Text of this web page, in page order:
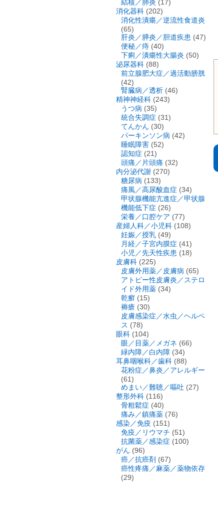
結核／肺炎 (17)
消化器科 (202)
消化性潰瘍／逆流性食道炎
(65)
肝炎／膵炎／胆道疾患 (47)
便秘／痔 (40)
下痢／潰瘍性大腸炎 (50)
泌尿器科 (88)
前立腺肥大症／過活動膀胱
(42)
腎臓病／透析 (46)
精神神経科 (243)
うつ病 (35)
統合失調症 (31)
てんかん (30)
パーキンソン病 (42)
睡眠障害 (52)
認知症 (21)
頭痛／片頭痛 (32)
内分泌代謝 (270)
糖尿病 (133)
痛風／高尿酸血症 (34)
甲状腺機能亢進症／甲状腺
機能低下症 (26)
栄養／口腔ケア (77)
産婦人科／小児科 (108)
妊娠／授乳 (49)
月経／子宮内膜症 (41)
小児／先天性疾患 (18)
皮膚科 (225)
皮膚外用薬／皮膚病 (65)
アトピー性皮膚炎／ステロ
イド外用薬 (34)
乾癬 (15)
褥瘡 (30)
皮膚感染症／水虫／ヘルペ
ス (78)
眼科 (104)
眼／目薬／メガネ (66)
緑内障／白内障 (34)
耳鼻咽喉科／歯科 (88)
花粉症／鼻炎／アレルギー
(61)
めまい／難聴／嘔吐 (27)
整形外科 (116)
骨粗鬆症 (40)
痛み／鎮痛薬 (76)
感染／免疫 (151)
免疫／リウマチ (51)
抗菌薬／感染症 (100)
がん (96)
癌／抗癌剤 (67)
癌性疼痛／麻薬／薬物依存
(29)